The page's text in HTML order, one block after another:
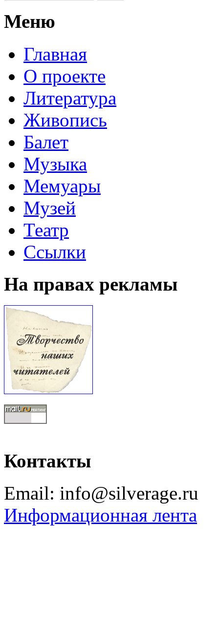
Меню
Главная
О проекте
Литература
Живопись
Балет
Музыка
Мемуары
Музей
Театр
Ссылки
На правах рекламы
Контакты
Email: info@silverage.ru
Информационная лента